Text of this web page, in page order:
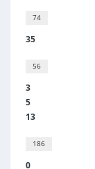
74
35
56
3
5
13
186
0